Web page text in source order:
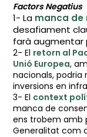
Factors Negatius
1- La manca de
desafiament
farà augmentar
2- El retorn al
Unió Europea,
nacionals, podria
inversions en
3- El context
manca de
ens trobem amb
Generalitat com